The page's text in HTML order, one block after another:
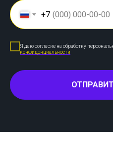
+7
Я даю согласие на обработку
конфиденциальности